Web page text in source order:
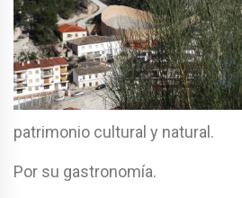
patrimonio cultural y natural.
Por su gastronomía.